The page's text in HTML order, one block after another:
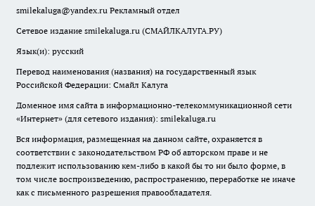
smilekaluga@yandex.ru Рекламный отдел
Сетевое издание smilekaluga.ru (СМАЙЛКАЛУГА.РУ)
Язык(и): русский
Перевод наименования (названия) на государственный язык
Российской Федерации: Смайл Калуга
Доменное имя сайта в информационно-телекоммуникационной сети
«Интернет» (для сетевого издания): smilekaluga.ru
Вся информация, размещенная на данном сайте, охраняется в
соответствии с законодательством РФ об авторском праве и не
подлежит использованию кем-либо в какой бы то ни было форме, в
том числе воспроизведению, распространению, переработке не иначе
как с письменного разрешения правообладателя.